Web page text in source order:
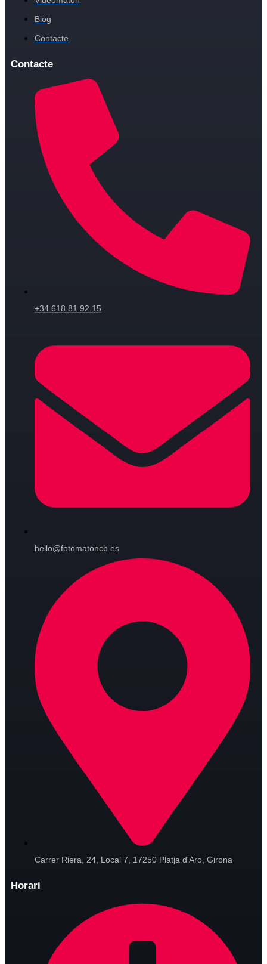
Blog
Contacte
Contacte
+34 618 81 92 15
hello@fotomatoncb.es
Carrer Riera, 24, Local 7, 17250 Platja d'Aro, Girona
Horari